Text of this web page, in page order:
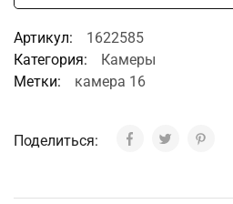
l
t
e
a
i
Артикул:
1622585
Категория:
Камеры
Метки:
камера 16
Поделиться: